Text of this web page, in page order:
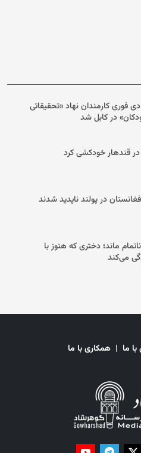
فوری کارمندان نهاد «تحقیقاتی
در کابل شد
قندهار خودکشی کرد
در پولند ناپدید شدند
ماند؛ دختری که هنوز با
می‌کند
ما | همکاری با ما